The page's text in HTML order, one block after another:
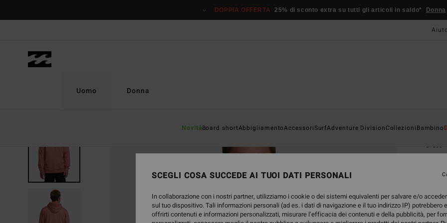
prodotto
DOPPIA OFFERTA 25% di sconto extra su tutti gli articoli in saldo* Donna
Uomo
NovitàBoard shortAbbigliamentoAccessoriSurfAdventure DivisionCollezioniBambino
Donna
All
SCEGLI COSA SUCCEDE AI TUOI DATI PERSONALI
In collaborazione con i nostri partner, utilizziamo i cookie o dei sistemi equivalenti per salvare e/o
sul tuo dispositivo. Tali informazioni personali (ad es. i dati di navigazione e il tuo indirizzo IP) potrebbero
offrirti contenuti e informazioni personalizzati, misurare l’efficacia dei contenuti e della pubblicità, per